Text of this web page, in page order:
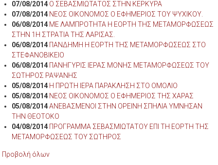
07/08/2014 Ο ΣΕΒΑΣΜΙΩΤΑΤΟΣ ΣΤΗΝ ΚΕΡΚΥΡΑ
07/08/2014 ΝΕΟΣ ΟΙΚΟΝΟΜΟΣ Ο ΕΦΗΜΕΡΙΟΣ ΤΟΥ ΨΥΧΙΚΟΥ.
06/08/2014 ΜΕ ΛΑΜΠΡΟΤΗΤΑ Η ΕΟΡΤΗ ΤΗΣ ΜΕΤΑΜΟΡΦΩΣΕΩΣ
ΣΤΗΝ 1Η ΣΤΡΑΤΙΑ ΤΗΣ ΛΑΡΙΣΑΣ.
06/08/2014 ΠΑΝΔΗΜΗ Η ΕΟΡΤΗ ΤΗΣ ΜΕΤΑΜΟΡΦΩΣΕΩΣ ΣΤΟ
ΣΤΕΦΑΝΟΒΙΚΕΙΟ
06/08/2014 ΠΑΝΗΓΥΡΙΣ ΙΕΡΑΣ ΜΟΝΗΣ ΜΕΤΑΜΟΡΦΩΣΕΩΣ ΤΟΥ
ΣΩΤΗΡΟΣ ΡΑΨΑΝΗΣ
05/08/2014 Η ΠΡΩΤΗ ΙΕΡΑ ΠΑΡΑΚΛΗΣΗ ΣΤΟ ΟΜΟΛΙΟ
05/08/2014 ΝΕΟΣ ΟΙΚΟΝΟΜΟΣ Ο ΕΦΗΜΕΡΙΟΣ ΤΗΣ ΧΑΡΑΣ
05/08/2014 ΑΝΕΒΑΣΜΕΝΟΙ ΣΤΗΝ ΟΡΕΙΝΗ ΣΠΗΛΙΑ ΥΜΝΗΣΑΝ
ΤΗΝ ΘΕΟΤΟΚΟ
04/08/2014 ΠΡΟΓΡΑΜΜΑ ΣΕΒΑΣΜΙΩΤΑΤΟΥ ΕΠΙ ΤΗ ΕΟΡΤΗ ΤΗΣ
ΜΕΤΑΜΟΡΦΩΣΕΩΣ ΤΟΥ ΣΩΤΗΡΟΣ
Προβολή όλων